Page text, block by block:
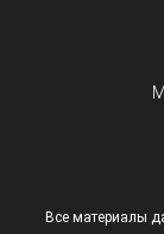
Все материалы